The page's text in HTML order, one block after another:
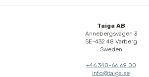
Taiga AB
Annebergsvägen 3
SE-432 48 Varberg
Sweden
+46 340-66 69 00
info@taiga.se